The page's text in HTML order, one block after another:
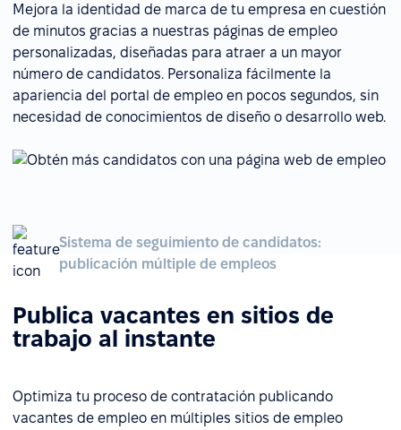
Mejora la identidad de marca de tu empresa en cuestión
de minutos gracias a nuestras páginas de empleo
personalizadas, diseñadas para atraer a un mayor
número de candidatos. Personaliza fácilmente la
apariencia del portal de empleo en pocos segundos, sin
necesidad de conocimientos de diseño o desarrollo web.
Sistema de seguimiento de candidatos:
publicación múltiple de empleos
Publica vacantes en sitios de
trabajo al instante
Optimiza tu proceso de contratación publicando
vacantes de empleo en múltiples sitios de empleo